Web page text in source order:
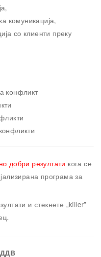
комуникација,
со клиенти преку
конфликт
добри резултати кога се
програма за
и стекнете „killer”
ДДВ